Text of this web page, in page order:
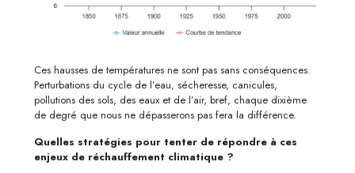
Ces hausses de températures ne sont pas sans conséquences.
Perturbations du cycle de l’eau, sécheresse, canicules,
pollutions des sols, des eaux et de l’air, bref, chaque dixième
de degré que nous ne dépasserons pas fera la différence.
Quelles stratégies pour tenter de répondre à ces
enjeux de réchauffement climatique ?